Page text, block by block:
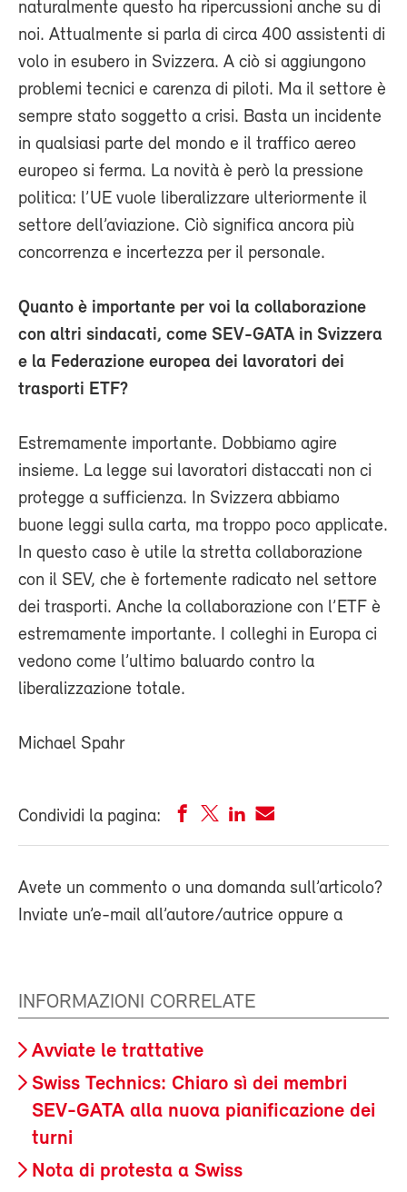
naturalmente questo ha ripercussioni anche su di
noi. Attualmente si parla di circa 400 assistenti di
volo in esubero in Svizzera. A ciò si aggiungono
problemi tecnici e carenza di piloti. Ma il settore è
sempre stato soggetto a crisi. Basta un incidente
in qualsiasi parte del mondo e il traffico aereo
europeo si ferma. La novità è però la pressione
politica: l’UE vuole liberalizzare ulteriormente il
settore dell’aviazione. Ciò significa ancora più
concorrenza e incertezza per il personale.
Quanto è importante per voi la collaborazione
con altri sindacati, come SEV-GATA in Svizzera
e la Federazione europea dei lavoratori dei
trasporti ETF?
Estremamente importante. Dobbiamo agire
insieme. La legge sui lavoratori distaccati non ci
protegge a sufficienza. In Svizzera abbiamo
buone leggi sulla carta, ma troppo poco applicate.
In questo caso è utile la stretta collaborazione
con il SEV, che è fortemente radicato nel settore
dei trasporti. Anche la collaborazione con l’ETF è
estremamente importante. I colleghi in Europa ci
vedono come l’ultimo baluardo contro la
liberalizzazione totale.
Michael Spahr
Condividi la pagina:
Avete un commento o una domanda sull’articolo?
Inviate un’e-mail all’autore/autrice oppure a
INFORMAZIONI CORRELATE
Avviate le trattative
Swiss Technics: Chiaro sì dei membri
SEV-GATA alla nuova pianificazione dei
turni
Nota di protesta a Swiss